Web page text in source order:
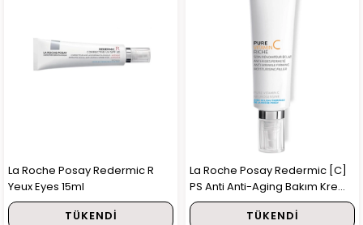
La Roche Posay Redermic R
Yeux Eyes 15ml
TÜKENDI
La Roche Posay Redermic [C]
PS Anti Anti-Aging Bakım Kremi
40ml
TÜKENDI